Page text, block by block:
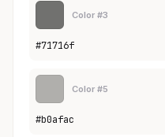
Color #3
#71716f
Color #5
#b0afac